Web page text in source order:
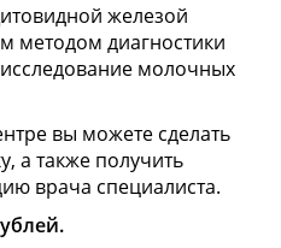
железой
методом диагностики
исследование молочных
вы можете сделать
а также получить
врача специалиста.